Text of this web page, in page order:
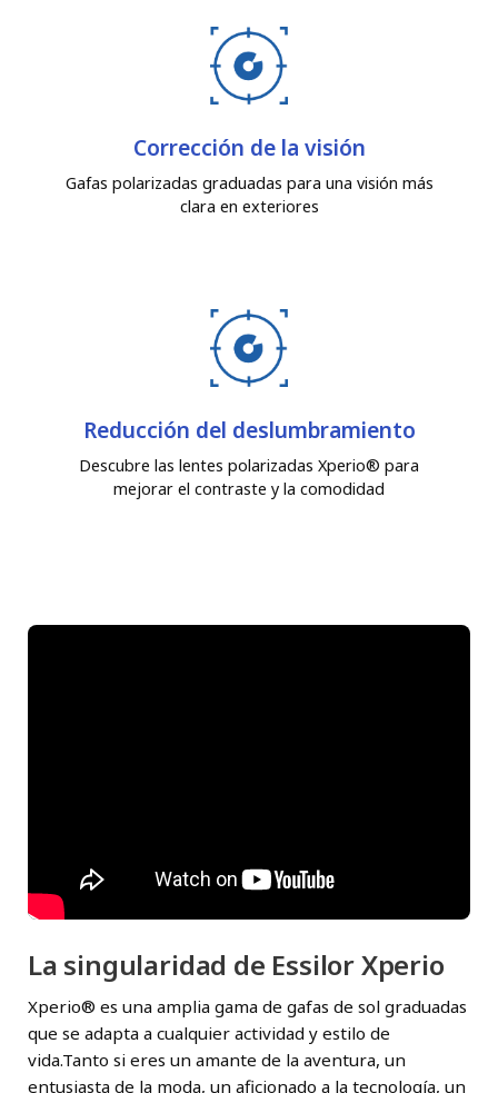
Corrección de la visión
Gafas polarizadas graduadas para una visión más
clara en exteriores
Reducción del deslumbramiento
Descubre las lentes polarizadas Xperio® para
mejorar el contraste y la comodidad
La singularidad de Essilor Xperio
Xperio® es una amplia gama de gafas de sol graduadas
que se adapta a cualquier actividad y estilo de
vida.Tanto si eres un amante de la aventura, un
entusiasta de la moda, un aficionado a la tecnología, un